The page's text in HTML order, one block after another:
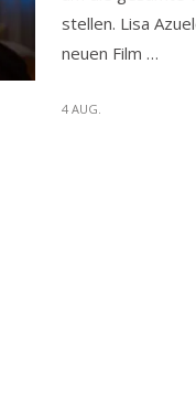
stellen. Lisa
neuen Film …
4 AUG.